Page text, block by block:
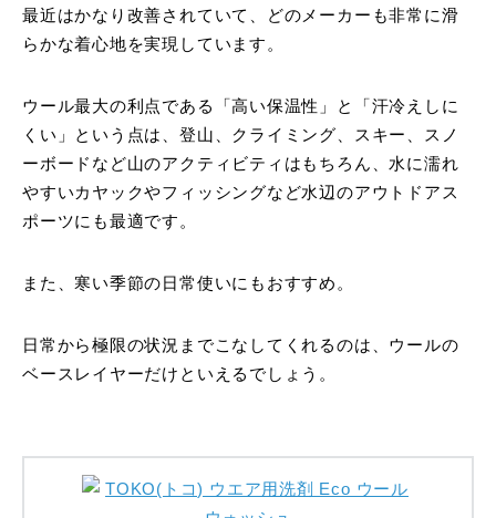
最近はかなり改善されていて、どのメーカーも非常に滑
らかな着心地を実現しています。
ウール最大の利点である「高い保温性」と「汗冷えしに
くい」という点は、登山、クライミング、スキー、スノ
ーボードなど山のアクティビティはもちろん、水に濡れ
やすいカヤックやフィッシングなど水辺のアウトドアス
ポーツにも最適です。
また、寒い季節の日常使いにもおすすめ。
日常から極限の状況までこなしてくれるのは、ウールの
ベースレイヤーだけといえるでしょう。